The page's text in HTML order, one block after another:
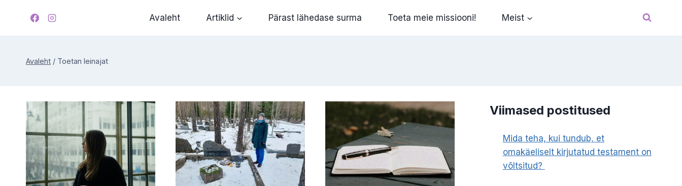
Avaleht Artiklid Pärast lähedase surma Toeta meie missiooni! Meist
Avaleht / Toetan leinajat
Viimased postitused
Mida teha, kui tundub, et
omakäeliselt kirjutatud testament on
võltsitud?